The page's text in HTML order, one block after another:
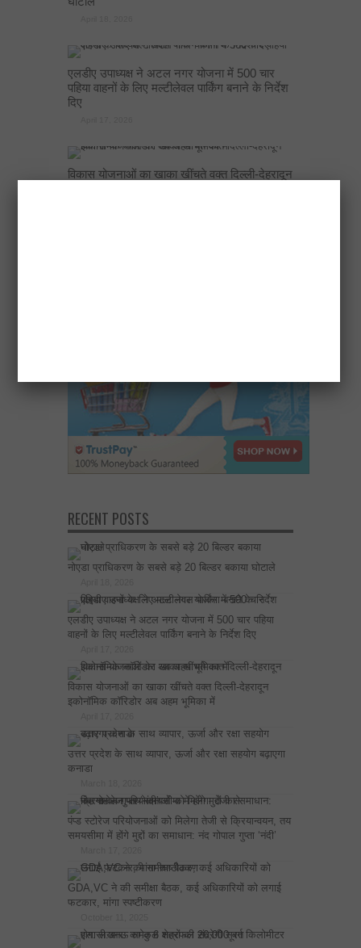
एलडीए उपाध्यक्ष ने अटल नगर योजना में 500 चार
पहिया वाहनों के लिए मल्टीलेवल पार्किंग बनाने के निर्देश
दिए
विकास योजनाओं का खाका खींचते वक्त दिल्ली-देहरादून
RECENT POSTS
नोएडा प्राधिकरण के सबसे बड़े 20 बिल्डर बकाया घोटाले
एलडीए उपाध्यक्ष ने अटल नगर योजना में 500 चार पहिया
वाहनों के लिए मल्टीलेवल पार्किंग बनाने के निर्देश दिए
विकास योजनाओं का खाका खींचते वक्त दिल्ली-देहरादून
इकोनॉमिक कॉरिडोर अब अहम भूमिका में
उत्तर प्रदेश के साथ व्यापार, ऊर्जा और रक्षा सहयोग बढ़ाएगा
कनाडा
पंप्ड स्टोरेज परियोजनाओं को मिलेगा तेजी से क्रियान्वयन, तय
समयसीमा में होंगे मुद्दों का समाधान: नंद गोपाल गुप्ता ‘नंदी’
GDA,VC ने की समीक्षा बैठक, कई अधिकारियों को लगाई
फटकार, मांगा स्पष्टीकरण